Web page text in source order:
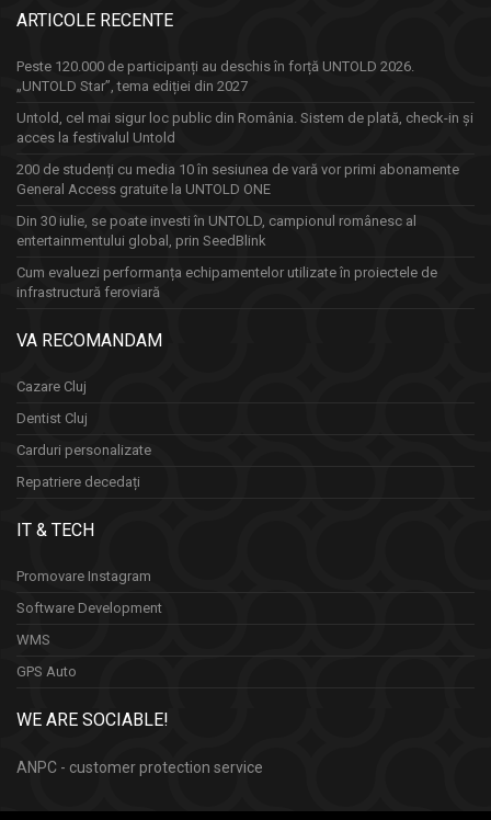
ARTICOLE RECENTE
Peste 120.000 de participanți au deschis în forță UNTOLD 2026.
„UNTOLD Star”, tema ediției din 2027
Untold, cel mai sigur loc public din România. Sistem de plată, check-in și
acces la festivalul Untold
200 de studenți cu media 10 în sesiunea de vară vor primi abonamente
General Access gratuite la UNTOLD ONE
Din 30 iulie, se poate investi în UNTOLD, campionul românesc al
entertainmentului global, prin SeedBlink
Cum evaluezi performanța echipamentelor utilizate în proiectele de
infrastructură feroviară
VA RECOMANDAM
Cazare Cluj
Dentist Cluj
Carduri personalizate
Repatriere decedați
IT & TECH
Promovare Instagram
Software Development
WMS
GPS Auto
WE ARE SOCIABLE!
ANPC - customer protection service